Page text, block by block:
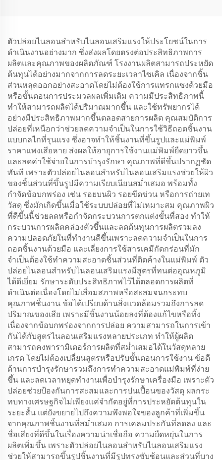
ตัวปล่อยไนลอนสำหรับไนลอนเสริมแรงให้ประโยชน์ในการ
ดำเนินงานอย่างมาก ซึ่งส่งผลโดยตรงต่อประสิทธิภาพการ
ผลิตและคุณภาพของผลิตภัณฑ์ โรงงานผลิตสามารถประหยัด
ต้นทุนได้อย่างมากจากการลดระยะเวลาไซเคิล เนื่องจากชิ้น
ส่วนหลุดออกอย่างสะอาดโดยไม่ต้องใช้การแทรกแซงด้วยมือ
หรือขั้นตอนการประมวลผลเพิ่มเติม ความมีประสิทธิภาพนี้
ทำให้สามารถผลิตได้ปริมาณมากขึ้น และใช้ทรัพยากรได้
อย่างมีประสิทธิภาพมากขึ้นตลอดสายการผลิต คุณสมบัติการ
ปล่อยที่เหนือกว่าช่วยลดความจำเป็นในการใช้วิธีถอดชิ้นงาน
แบบกลไกที่รุนแรง ซึ่งอาจทำให้ชิ้นงานที่ขึ้นรูปและแม่พิมพ์
ราคาแพงเสียหาย ส่งผลให้อายุการใช้งานแม่พิมพ์ยืดยาวขึ้น
และลดค่าใช้จ่ายในการบำรุงรักษา คุณภาพที่ดีขึ้นปรากฏชัด
ทันที เพราะตัวปล่อยไนลอนสำหรับไนลอนเสริมแรงช่วยให้ผิว
ของชิ้นส่วนที่ขึ้นรูปมีความเรียบเนียนสม่ำเสมอ พร้อมทั้ง
กำจัดข้อบกพร่อง เช่น รอยบนผิว รอยขีดข่วน หรือการถ่ายเท
วัสดุ ซึ่งมักเกิดขึ้นเมื่อใช้ระบบปล่อยที่ไม่เหมาะสม คุณภาพผิว
ที่ดีขึ้นนี้ช่วยลดหรือกำจัดกระบวนการตกแต่งขั้นที่สอง ทำให้
กระบวนการผลิตคล่องตัวขึ้นและลดต้นทุนการผลิตรวมลง
ความปลอดภัยในที่ทำงานดีขึ้นเพราะลดความจำเป็นในการ
ถอดชิ้นงานด้วยมือ และเลี่ยงการใช้สารเคมีกัดกร่อนที่มัก
จำเป็นต้องใช้ทำความสะอาดชิ้นส่วนที่ติดค้างในแม่พิมพ์ ตัว
ปล่อยไนลอนสำหรับไนลอนเสริมแรงมีสูตรที่ทนต่ออุณหภูมิ
ได้ดีเยี่ยม รักษาระดับประสิทธิภาพไว้ได้ตลอดการผลิตที่
ดำเนินต่อเนื่องโดยไม่เสื่อมสภาพหรือสะสมจนกระทบ
คุณภาพชิ้นงาน ข้อได้เปรียบด้านสิ่งแวดล้อมรวมถึงการลด
ปริมาณของเสีย เพราะมีชิ้นงานน้อยลงที่ต้องแก้ไขหรือทิ้ง
เนื่องจากข้อบกพร่องจากการปล่อย ความสามารถในการเข้า
กันได้กับสูตรไนลอนเสริมแรงหลายประเภท ทำให้ผู้ผลิต
สามารถคงพารามิเตอร์การผลิตที่สม่ำเสมอได้ในวัสดุหลาย
เกรด โดยไม่ต้องเปลี่ยนสูตรหรือปรับขั้นตอนการใช้งาน ข้อดี
ด้านการบำรุงรักษารวมถึงการทำความสะอาดแม่พิมพ์ที่ง่าย
ขึ้น และลดเวลาหยุดทำงานเพื่อบำรุงรักษาเครื่องมือ เพราะตัว
ปล่อยช่วยป้องกันการสะสมและการปนเปื้อนของวัสดุ ผลกระ
ทบทางเศรษฐกิจไม่เพียงแค่จำกัดอยู่ที่การประหยัดต้นทุนใน
ระยะสั้น แต่ยังขยายไปถึงความพึงพอใจของลูกค้าที่เพิ่มขึ้น
จากคุณภาพชิ้นงานที่สม่ำเสมอ การเคลมประกันที่ลดลง และ
ชื่อเสียงที่ดีขึ้นในเรื่องความน่าเชื่อถือ ความยืดหยุ่นในการ
ผลิตเพิ่มขึ้น เพราะตัวปล่อยไนลอนสำหรับไนลอนเสริมแรง
ช่วยให้สามารถขึ้นรูปชิ้นงานที่มีรูปทรงซับซ้อนและส่วนที่บาง